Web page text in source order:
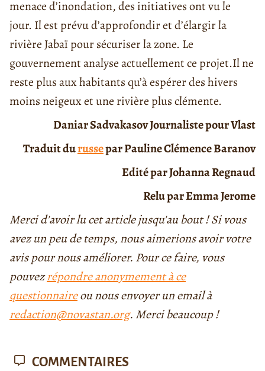
menace d’inondation, des initiatives ont vu le
jour. Il est prévu d’approfondir et d’élargir la
rivière Jabaï pour sécuriser la zone. Le
gouvernement analyse actuellement ce projet.Il ne
reste plus aux habitants qu’à espérer des hivers
moins neigeux et une rivière plus clémente.
Daniar Sadvakasov Journaliste pour Vlast
Traduit durussepar Pauline Clémence Baranov
Edité par Johanna Regnaud
Relu par Emma Jerome
Merci d'avoir lu cet article jusqu'au bout ! Si vous
avez un peu de temps, nous aimerions avoir votre
avis pour nous améliorer. Pour ce faire, vous
pouvezrépondre anonymement à ce
questionnaireou nous envoyer un email à
redaction@novastan.org. Merci beaucoup !
COMMENTAIRES